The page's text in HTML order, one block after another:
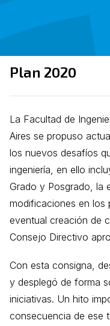
Plan 2020
La Facultad de
Aires se propuso
los nuevos desafíos
ingeniería, en ello
Grado y Posgrado, la
modificaciones en los
eventual creación de
Consejo Directivo
Con esta consigna,
y desplegó de forma
iniciativas. Un hito
consecuencia de ese